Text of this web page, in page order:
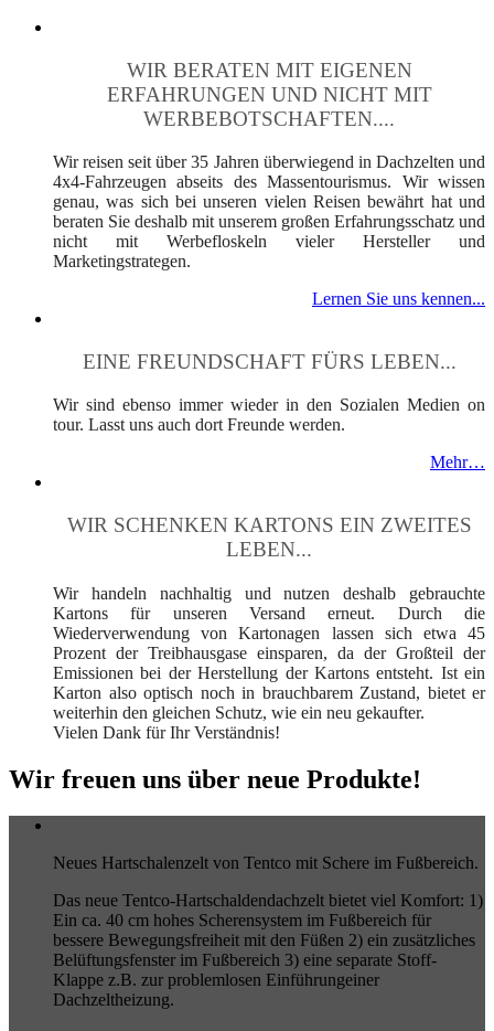
WIR BERATEN MIT EIGENEN
ERFAHRUNGEN UND NICHT MIT
WERBEBOTSCHAFTEN....
Wir reisen seit über 35 Jahren überwiegend in Dachzelten und
4x4-Fahrzeugen abseits des Massentourismus. Wir wissen
genau, was sich bei unseren vielen Reisen bewährt hat und
beraten Sie deshalb mit unserem großen Erfahrungsschatz und
nicht mit Werbefloskeln vieler Hersteller und
Marketingstrategen.
Lernen Sie uns kennen...
EINE FREUNDSCHAFT FÜRS LEBEN...
Wir sind ebenso immer wieder in den Sozialen Medien on
tour. Lasst uns auch dort Freunde werden.
Mehr…
WIR SCHENKEN KARTONS EIN ZWEITES
LEBEN...
Wir handeln nachhaltig und nutzen deshalb gebrauchte
Kartons für unseren Versand erneut. Durch die
Wiederverwendung von Kartonagen lassen sich etwa 45
Prozent der Treibhausgase einsparen, da der Großteil der
Emissionen bei der Herstellung der Kartons entsteht. Ist ein
Karton also optisch noch in brauchbarem Zustand, bietet er
weiterhin den gleichen Schutz, wie ein neu gekaufter.
Vielen Dank für Ihr Verständnis!
Wir freuen uns über neue Produkte!
Neues Hartschalenzelt von Tentco mit Schere im Fußbereich.
Das neue Tentco-Hartschaldendachzelt bietet viel Komfort: 1)
Ein ca. 40 cm hohes Scherensystem im Fußbereich für
bessere Bewegungsfreiheit mit den Füßen 2) ein zusätzliches
Belüftungsfenster im Fußbereich 3) eine separate Stoff-
Klappe z.B. zur problemlosen Einführungeiner
Dachzeltheizung.